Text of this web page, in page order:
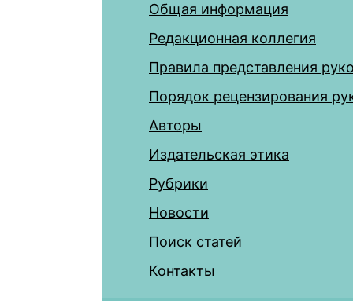
Общая информация
Редакционная коллегия
Правила представления
Порядок рецензирования
Авторы
Издательская этика
Рубрики
Новости
Поиск статей
Контакты